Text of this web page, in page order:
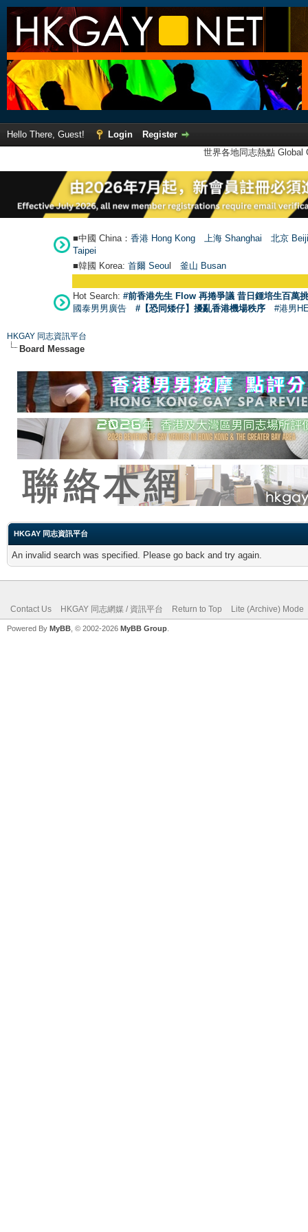
Hello There, Guest! Login
Register
世界各地同志熱點
■中國 China： 香港 Hong Kong 上海 Shanghai
北京
Taipei
■韓國 Korea: 首爾 Seoul 釜山 Busan
Hot Search: #前香港先生 Flow 再捲爭議 昔日鍾培生百萬
國泰男男廣告
#【恐同矮仔】擾亂香港機場秩序 #港男
HKGAY 同志資訊平台
Board Message
HKGAY 同志資訊平台
An invalid search was specified. Please go back and try again.
Contact Us HKGAY 同志網媒 / 資訊平台 Return to Top Lite (Archive) Mode
Powered By MyBB , © 2002-2026 MyBB Group